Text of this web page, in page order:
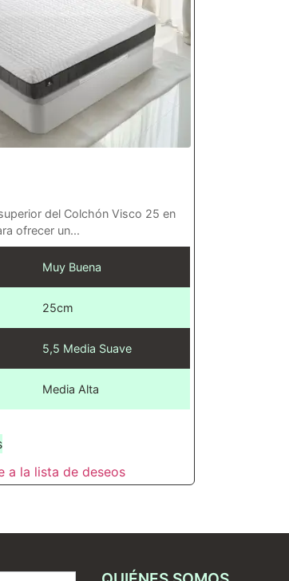
del Colchón Visco 25 en
ofrecer un...
Muy Buena
25cm
5,5 Media Suave
Media Alta
a la lista de deseos